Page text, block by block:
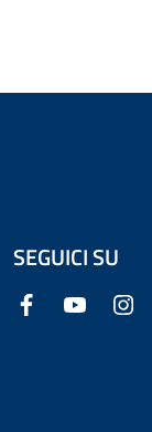
SEGUICI SU